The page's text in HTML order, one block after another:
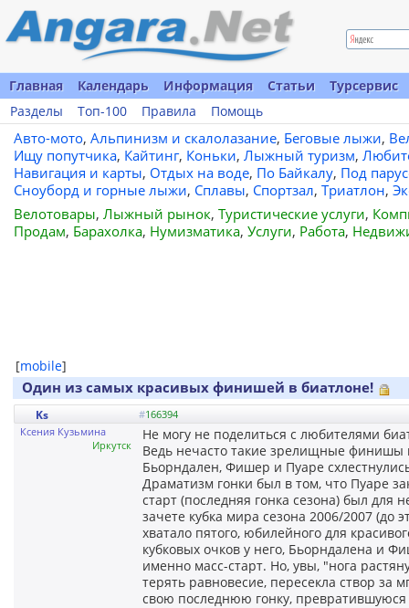
Главная Календарь Информация Статьи
Турсервис
Разделы
Топ-100 Правила Помощь
Авто-мото, Альпинизм и скалолазание, Беговые лыжи,
Ищу попутчика, Кайтинг, Коньки, Лыжный туризм,
Навигация и карты, Отдых на воде, По Байкалу, Под
Сноуборд и горные лыжи, Сплавы, Спортзал, Триатлон,
Велотовары, Лыжный рынок, Туристические услуги,
Продам, Барахолка, Нумизматика, Услуги, Работа,
[mobile]
Один из самых красивых финишей в биатлоне!
Ks #166394
Ксения Кузьмина
Иркутск
Не могу не поделиться с любителями
Ведь нечасто такие зрелищные финишы
Бьорндален, Фишер и Пуаре
Драматизм гонки был в том, что Пуаре
старт (последняя гонка сезона) был для
зачете кубка мира сезона 2006/2007
хватало пятого, юбилейного для
кубковых очков у него, Бьорндалена и
именно масс-старт. Но, увы, "нога
терять равновесие, пересекла створ за
свою последнюю гонку,